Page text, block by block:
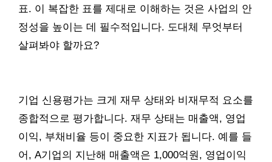
표. 이 복잡한 표를 제대로 이해하는 것은 사업의 안
정성을 높이는 데 필수적입니다. 도대체 무엇부터
살펴봐야 할까요?
기업 신용평가는 크게 재무 상태와 비재무적 요소를
종합적으로 평가합니다. 재무 상태는 매출액, 영업
이익, 부채비율 등이 중요한 지표가 됩니다. 예를 들
어, A기업의 지난해 매출액은 1,000억원, 영업이익